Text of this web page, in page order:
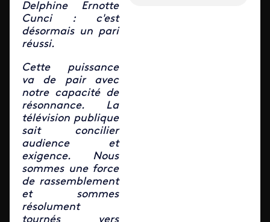
Delphine Ernotte
Cunci : c'est
désormais un pari
réussi.
Cette puissance
va de pair avec
notre capacité de
résonnance. La
télévision publique
sait concilier
audience et
exigence. Nous
sommes une force
de rassemblement
et sommes
résolument